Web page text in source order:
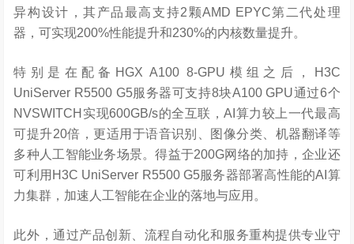
异构设计，其产品最高支持2颗AMD EPYC第二代处理
器，可实现200%性能提升和230%的内核数量提升。
特别是在配备HGX A100 8-GPU模组之后，H3C
UniServer R5500 G5服务器可支持8块A100 GPU通过6个
NVSWITCH实现600GB/s的全互联，AI算力较上一代最高
可提升20倍，更适用于语音识别、图像分类、机器翻译等
多种人工智能业务场景。得益于200G网络的加持，企业还
可利用H3C UniServer R5500 G5服务器部署高性能的AI算
力集群，加速人工智能在企业的落地与应用。
此外，通过产品创新、流程自动化和服务重构提供专业守